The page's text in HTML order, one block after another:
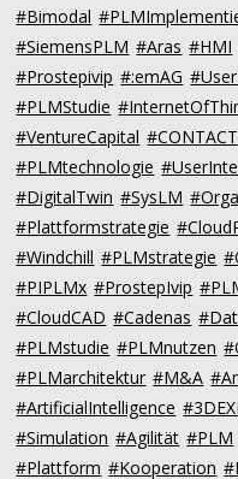
#Bimodal
#SiemensPLM #Aras #HMI
#Prostepivip #:emAG
#PLMStudie
#VentureCapital
#PLMtechnologie
#DigitalTwin #SysLM
#Plattformstrategie
#Windchill #PLMstrategie
#PIPLMx #ProstepIvip
#CloudCAD #Cadenas
#PLMstudie #PLMnutzen
#PLMarchitektur #M&A
#ArtificialIntelligence
#Simulation #Agilität #PLM
#Plattform #Kooperation